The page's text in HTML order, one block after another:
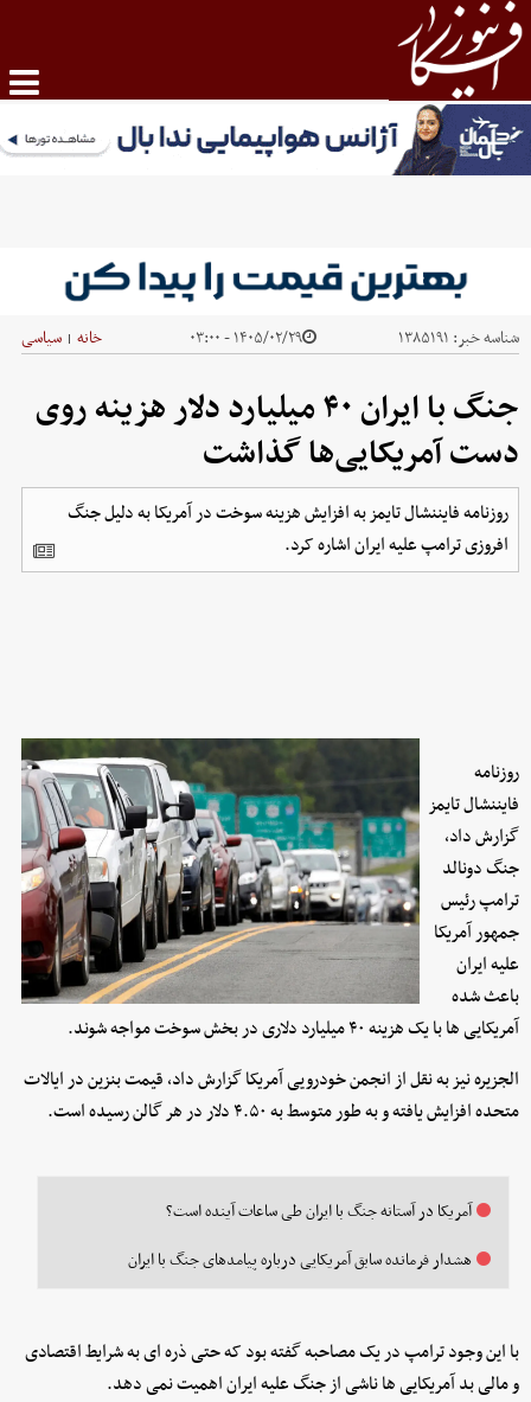
شناسه خبر: ۱۳۸۵۱۹۱ ۱۴۰۵/۰۲/۲۹ - ۰۳:۰۰ خانه | سیاسی
جنگ با ایران ۴۰ میلیارد دلار هزینه روی
دست آمریکایی‌ها گذاشت
روزنامه فایننشال تایمز به افزایش هزینه سوخت در آمریکا به دلیل جنگ
افروزی ترامپ علیه ایران اشاره کرد.
روزنامه
فایننشال تایمز
گزارش داد،
جنگ دونالد
ترامپ رئیس
جمهور آمریکا
علیه ایران
باعث شده
آمریکایی ها با یک هزینه ۴۰ میلیارد دلاری در بخش سوخت مواجه شوند.
الجزیره نیز به نقل از انجمن خودرویی آمریکا گزارش داد، قیمت بنزین در ایالات
متحده افزایش یافته و به طور متوسط به ۴.۵۰ دلار در هر گالن رسیده است.
آمریکا در آستانه جنگ با ایران طی ساعات آینده است؟
هشدار فرمانده سابق آمریکایی درباره پیامدهای جنگ با ایران
با این وجود ترامپ در یک مصاحبه گفته بود که حتی ذره ای به شرایط اقتصادی
و مالی بد آمریکایی ها ناشی از جنگ علیه ایران اهمیت نمی دهد.